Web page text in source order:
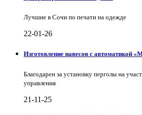
Лучшие в Сочи по печати на одежде
22-01-26
Изготовление навесов с автоматикой
Благодарен за установку перголы на
управления
21-11-25